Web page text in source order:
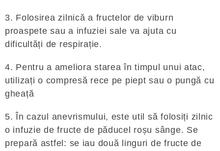
3. Folosirea zilnică a fructelor de viburn
proaspete sau a infuziei sale va ajuta cu
dificultăți de respirație.
4. Pentru a ameliora starea în timpul unui atac,
utilizați o compresă rece pe piept sau o pungă cu
gheață
5. În cazul anevrismului, este util să folosiți zilnic
o infuzie de fructe de păducel roșu sânge. Se
prepară astfel: se iau două linguri de fructe de